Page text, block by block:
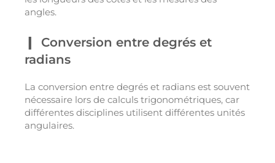
angles.
Conversion entre degrés et
radians
La conversion entre degrés et radians est souvent
nécessaire lors de calculs trigonométriques, car
différentes disciplines utilisent différentes unités
angulaires.